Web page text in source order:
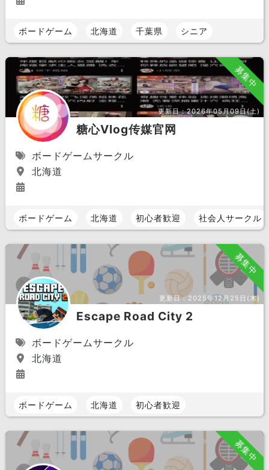
ボードゲーム 北海道 千葉県 シニア
募集中
更新日：2026年05月09日(土)
糖心Vlog传媒官网
ボードゲームサークル
北海道
ボードゲーム 北海道 初心者歓迎 社会人サークル
募集中
更新日： 2025年12月25日(木)
Escape Road City 2
ボードゲームサークル
北海道
ボードゲーム 北海道 初心者歓迎
募集中